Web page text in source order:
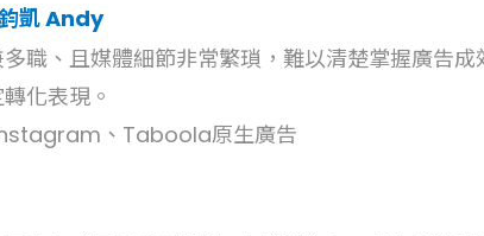
凱 Andy
職、且媒體細節非常繁瑣，難以清楚掌握廣告
化表現。
、Taboola原生廣告